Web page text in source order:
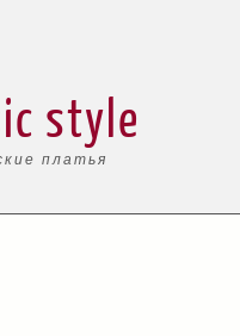
платья
style